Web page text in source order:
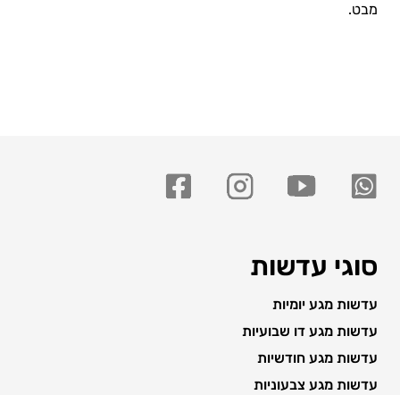
מבט.
סוגי עדשות
עדשות מגע יומיות
עדשות מגע דו שבועיות
עדשות מגע חודשיות
עדשות מגע צבעוניות